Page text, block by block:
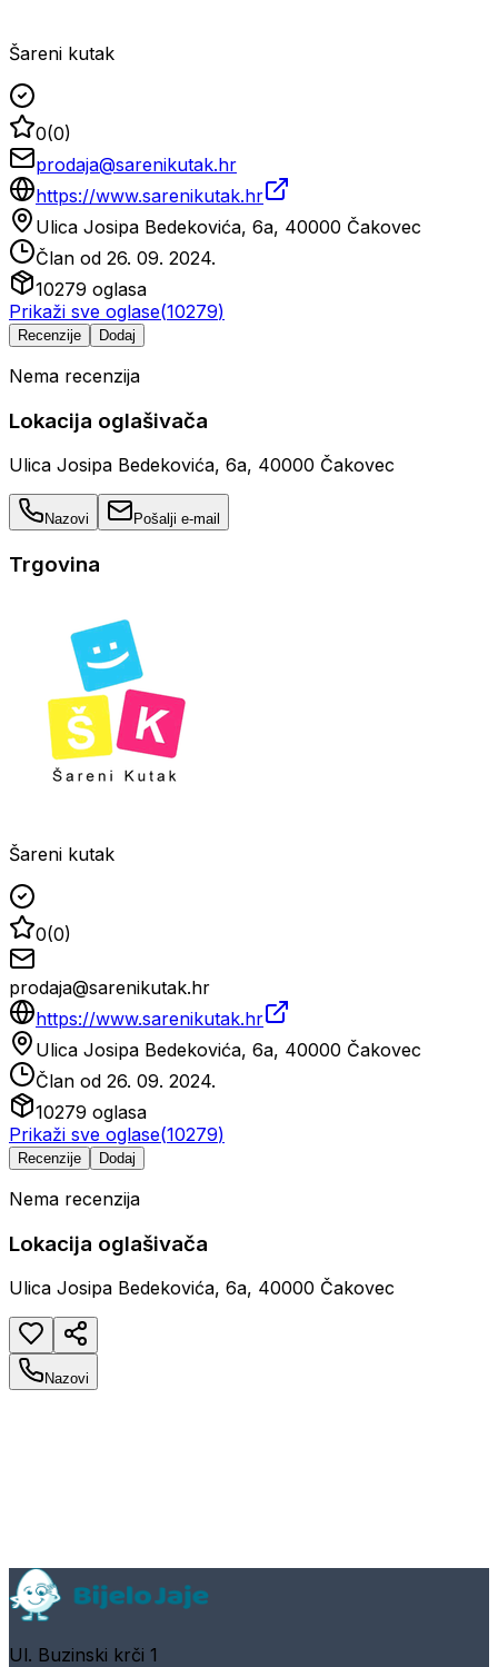
Šareni kutak
0(0)
prodaja@sarenikutak.hr
https://www.sarenikutak.hr
Ulica Josipa Bedekovića, 6a, 40000 Čakovec
Član od 26. 09. 2024.
10279 oglasa
Prikaži sve oglase(10279)
Recenzije Dodaj
Nema recenzija
Lokacija oglašivača
Ulica Josipa Bedekovića, 6a, 40000 Čakovec
Nazovi Pošalji e-mail
Trgovina
Šareni kutak
0(0)
prodaja@sarenikutak.hr
https://www.sarenikutak.hr
Ulica Josipa Bedekovića, 6a, 40000 Čakovec
Član od 26. 09. 2024.
10279 oglasa
Prikaži sve oglase(10279)
Recenzije Dodaj
Nema recenzija
Lokacija oglašivača
Ulica Josipa Bedekovića, 6a, 40000 Čakovec
Nazovi
Ul. Buzinski krči 1